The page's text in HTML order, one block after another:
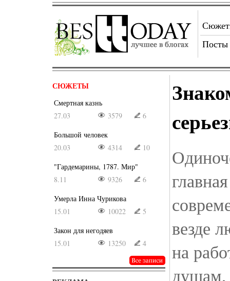
Посты
СЮЖЕТЫ
Смертная казнь
27.03
3579
6
Большой человек
20.03
4314
10
"Гардемарины, 1787. Мир"
8.11
9326
6
Умерла Инна Чурикова
15.01
10022
5
Закон для негодяев
15.01
13250 4
везде
на
душам,